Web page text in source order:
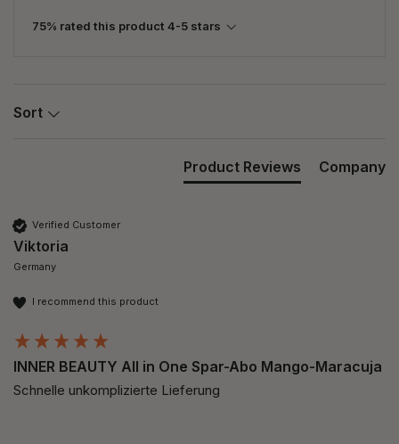
75% rated this product 4-5 stars
Sort
Product Reviews Company
Verified Customer
Viktoria
Germany
I recommend this product
INNER BEAUTY All in One Spar-Abo Mango-Maracuja
Schnelle unkomplizierte Lieferung